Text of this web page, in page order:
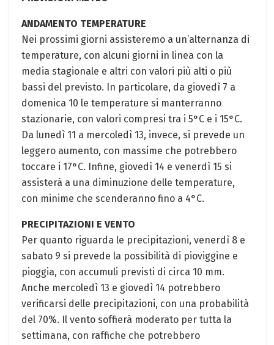
ANDAMENTO TEMPERATURE
Nei prossimi giorni assisteremo a un’alternanza di
temperature, con alcuni giorni in linea con la
media stagionale e altri con valori più alti o più
bassi del previsto. In particolare, da giovedì 7 a
domenica 10 le temperature si manterranno
stazionarie, con valori compresi tra i 5°C e i 15°C.
Da lunedì 11 a mercoledì 13, invece, si prevede un
leggero aumento, con massime che potrebbero
toccare i 17°C. Infine, giovedì 14 e venerdì 15 si
assisterà a una diminuzione delle temperature,
con minime che scenderanno fino a 4°C.
PRECIPITAZIONI E VENTO
Per quanto riguarda le precipitazioni, venerdì 8 e
sabato 9 si prevede la possibilità di pioviggine e
pioggia, con accumuli previsti di circa 10 mm.
Anche mercoledì 13 e giovedì 14 potrebbero
verificarsi delle precipitazioni, con una probabilità
del 70%. Il vento soffierà moderato per tutta la
settimana, con raffiche che potrebbero